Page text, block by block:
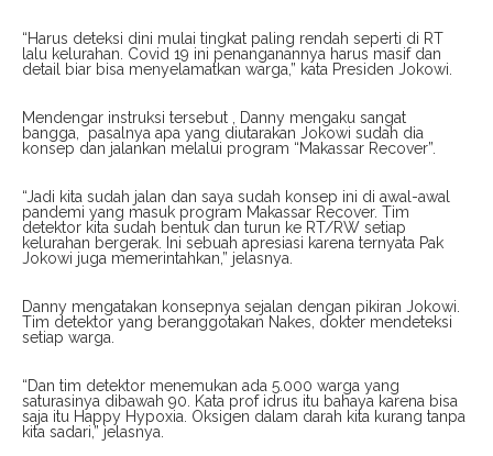
“Harus deteksi dini mulai tingkat paling rendah seperti di RT
lalu kelurahan. Covid 19 ini penanganannya harus masif dan
detail biar bisa menyelamatkan warga,” kata Presiden Jokowi.
Mendengar instruksi tersebut , Danny mengaku sangat
bangga, pasalnya apa yang diutarakan Jokowi sudah dia
konsep dan jalankan melalui program “Makassar Recover”.
“Jadi kita sudah jalan dan saya sudah konsep ini di awal-awal
pandemi yang masuk program Makassar Recover. Tim
detektor kita sudah bentuk dan turun ke RT/RW setiap
kelurahan bergerak. Ini sebuah apresiasi karena ternyata Pak
Jokowi juga memerintahkan,” jelasnya.
Danny mengatakan konsepnya sejalan dengan pikiran Jokowi.
Tim detektor yang beranggotakan Nakes, dokter mendeteksi
setiap warga.
“Dan tim detektor menemukan ada 5.000 warga yang
saturasinya dibawah 90. Kata prof idrus itu bahaya karena bisa
saja itu Happy Hypoxia. Oksigen dalam darah kita kurang tanpa
kita sadari,” jelasnya.